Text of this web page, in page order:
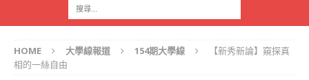
HOME 大學線報道 154期大學線
【新秀新論】窺探真
相的一絲自由